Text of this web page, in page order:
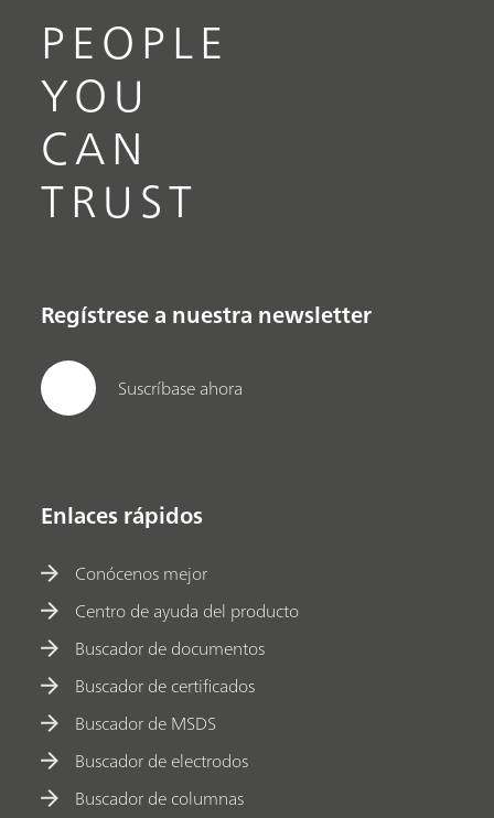
PEOPLE
YOU
CAN
TRUST
Regístrese a nuestra newsletter
Suscríbase ahora
Enlaces rápidos
Conócenos mejor
Centro de ayuda del producto
Buscador de documentos
Buscador de certificados
Buscador de MSDS
Buscador de electrodos
Buscador de columnas